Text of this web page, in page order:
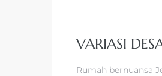
VARIASI
Rumah bernuansa